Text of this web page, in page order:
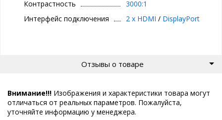
Контрастность
3000:1
Интерфейс подключения
2 x HDMI / DisplayPort
Отзывы о товаре
Внимание!!! Изображения и характеристики товара могут
отличаться от реальных параметров. Пожалуйста,
уточняйте информацию у менеджера.